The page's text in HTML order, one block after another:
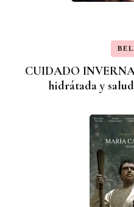
CUIDADO
hidrátada y